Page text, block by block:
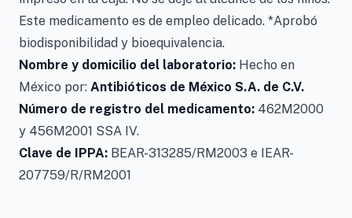
Este medicamento es de empleo delicado. *Aprobó
biodisponibilidad y bioequivalencia.
Nombre y domicilio del laboratorio: Hecho en
México por: Antibióticos de México S.A. de C.V.
Número de registro del medicamento: 462M2000
y 456M2001 SSA IV.
Clave de IPPA: BEAR-313285/RM2003 e IEAR-
207759/R/RM2001